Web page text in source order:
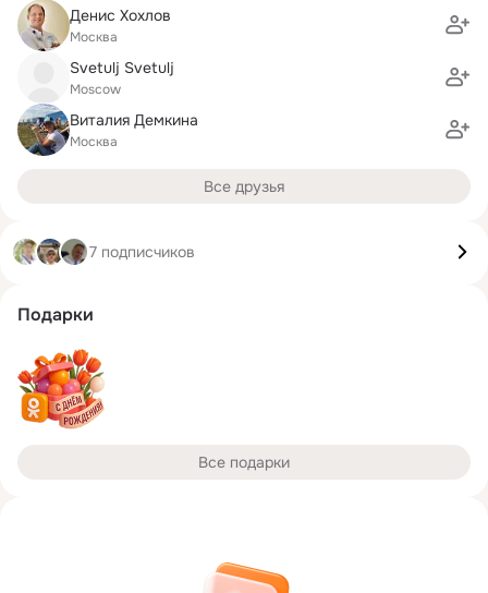
Денис Хохлов
Москва
Svetulj Svetulj
Moscow
Виталия Демкина
Москва
Все друзья
7 подписчиков
Подарки
Все подарки